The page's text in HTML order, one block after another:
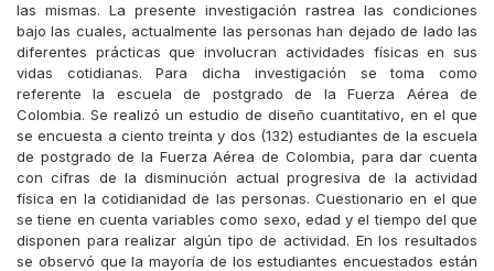
las mismas. La presente investigación rastrea las condiciones
bajo las cuales, actualmente las personas han dejado de lado las
diferentes prácticas que involucran actividades físicas en sus
vidas cotidianas. Para dicha investigación se toma como
referente la escuela de postgrado de la Fuerza Aérea de
Colombia. Se realizó un estudio de diseño cuantitativo, en el que
se encuesta a ciento treinta y dos (132) estudiantes de la escuela
de postgrado de la Fuerza Aérea de Colombia, para dar cuenta
con cifras de la disminución actual progresiva de la actividad
física en la cotidianidad de las personas. Cuestionario en el que
se tiene en cuenta variables como sexo, edad y el tiempo del que
disponen para realizar algún tipo de actividad. En los resultados
se observó que la mayoría de los estudiantes encuestados están